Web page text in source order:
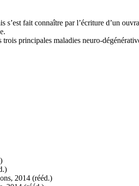
fait connaître par l’écriture d’un
trois principales maladies neuro-
2014 (rééd.)